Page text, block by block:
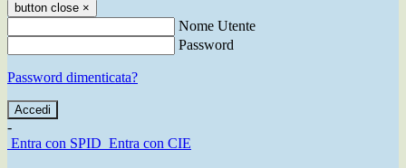
button close ×
Nome Utente
Password
Password dimenticata?
-
Entra con SPID Entra con CIE